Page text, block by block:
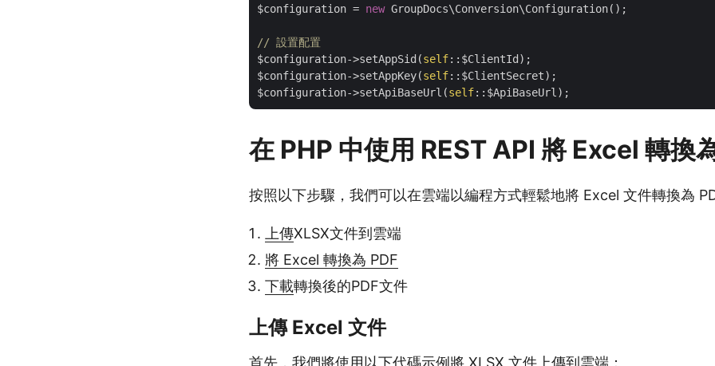
$configuration = new GroupDocs\Conversion\Configuration();
// 設置配置
$configuration->setAppSid(self::$ClientId);
$configuration->setAppKey(self::$ClientSecret);
$configuration->setApiBaseUrl(self
在 PHP 中使用 REST API 將 Excel 轉換
按照以下步驟，我們可以在雲端以編程方式輕鬆地將 Excel 文件轉換為
上傳XLSX文件到雲端
將 Excel 轉換為 PDF
下載轉換後的PDF文件
上傳 Excel 文件
首先，我們將使用以下代碼示例將 XLSX 文件上傳到雲端：